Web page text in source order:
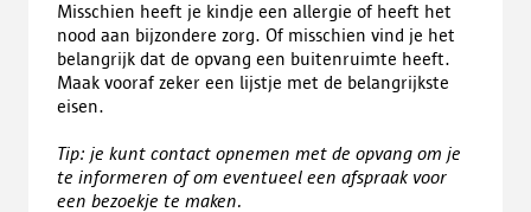
Misschien heeft je kindje een allergie of heeft het
nood aan bijzondere zorg. Of misschien vind je het
belangrijk dat de opvang een buitenruimte heeft.
Maak vooraf zeker een lijstje met de belangrijkste
eisen.
Tip: je kunt contact opnemen met de opvang om je
te informeren of om eventueel een afspraak voor
een bezoekje te maken.